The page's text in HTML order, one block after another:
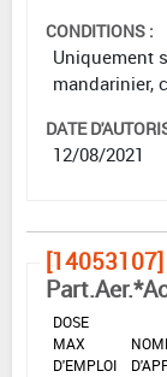
CONDITIONS :
Uniquement
mandarinier,
DATE
12/08/2021
[14053107]
DOSE
MAX
D'EMPLOI